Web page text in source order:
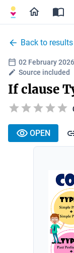
Back to results
02 February 2026
Source included
If clause
OPEN